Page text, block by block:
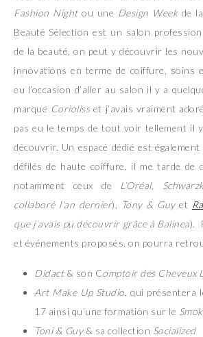
Fashion Nightou une Design Weekde la
Beauté Sélection est un salon
de la beauté, on peut y découvrir les
innovations en terme de coiffure, soins
eu l’occasion d’aller au salon il y a
marque Coriolisset j’avais vraiment
pas eu le temps de tout voir tellement il
découvrir. Un espacé dédié est
défilés de haute coiffure, il me tarde de
notamment ceux de L’Oréal,
collaboré l’an dernier), Tony & Guyet
que j’avais pu découvrir grâce à Balinea).
et événements proposés, on pourra
Didact& son Comptoir des Cheveux
Art Make Up Studio, qui présentera
17 ainsi qu’une formation sur le
Toni & Guy& sa collection Socialized